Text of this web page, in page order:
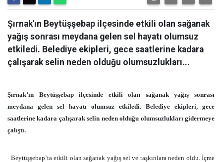
Şırnak'ın Beytüşşebap ilçesinde etkili olan sağanak
yağış sonrası meydana gelen sel hayatı olumsuz
etkiledi. Belediye ekipleri, gece saatlerine kadara
çalışarak selin neden olduğu olumsuzlukları...
Şırnak’ın Beytüşşebap ilçesinde etkili olan sağanak yağış sonrası
meydana gelen sel hayatı olumsuz etkiledi. Belediye ekipleri, gece
saatlerine kadara çalışarak selin neden olduğu olumsuzlukları gidermeye
çalıştı.
Beytüşşebap`ta etkili olan sağanak yağış sel ve taşkınlara neden oldu. İçme